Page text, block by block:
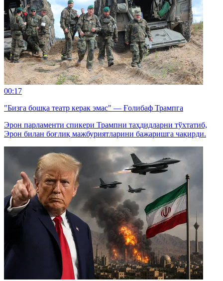
00:17
"Бизга бошқа театр керак эмас" — Ғолибаф Трампга
Эрон парламенти спикери Трампни таҳдидларни тўхтатиб,
Эрон билан боғлиқ мажбуриятларини бажаришга чақирди.